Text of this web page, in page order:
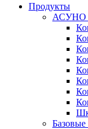
Продукты
АСУНО